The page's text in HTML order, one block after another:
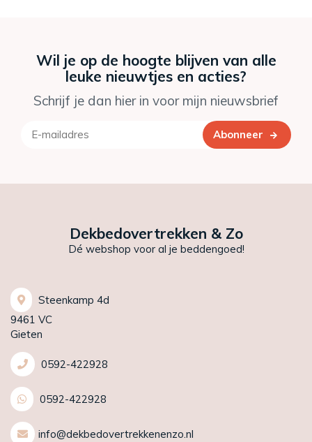
Wil je op de hoogte blijven van alle
leuke nieuwtjes en acties?
Schrijf je dan hier in voor mijn nieuwsbrief
Abonneer
Dekbedovertrekken & Zo
Dé webshop voor al je beddengoed!
Steenkamp 4d
9461 VC
Gieten
0592-422928
0592-422928
info@dekbedovertrekkenenzo.nl